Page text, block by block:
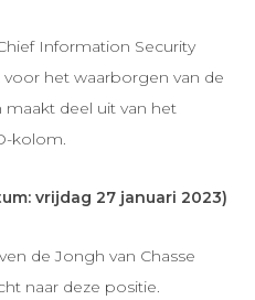
Information Security
voor het waarborgen van de
maakt deel uit van het
kolom.
vrijdag 27 januari 2023)
de Jongh van Chasse
naar deze positie.